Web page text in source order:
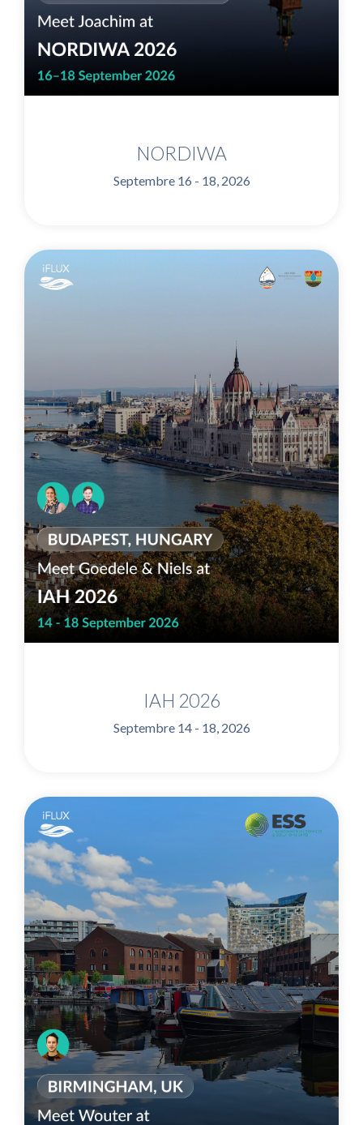
NORDIWA
Septembre 16 - 18, 2026
IAH 2026
Septembre 14 - 18, 2026